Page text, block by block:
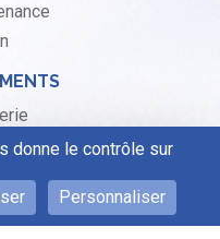
donne le contrôle sur
Personnaliser